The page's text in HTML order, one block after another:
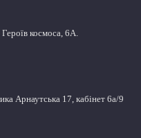
Героїв космоса, 6А.
Арнаутська 17, кабінет 6а/9